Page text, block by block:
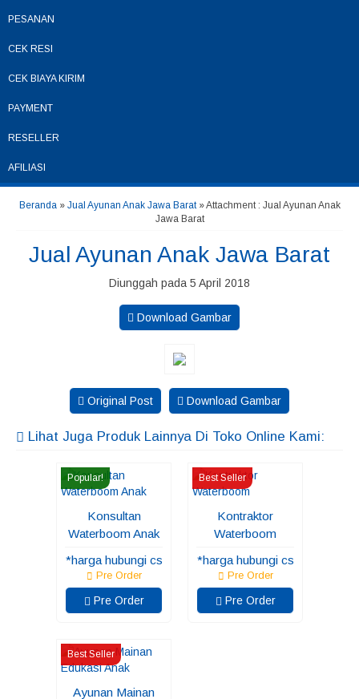
PESANAN
CEK RESI
CEK BIAYA KIRIM
PAYMENT
RESELLER
AFILIASI
Beranda» Jual Ayunan Anak Jawa Barat» Attachment : Jual Ayunan Anak
Jawa Barat
Jual Ayunan Anak Jawa Barat
Diunggah pada 5 April 2018
Download Gambar
Original Post Download Gambar
Lihat Juga Produk Lainnya Di Toko Online Kami:
Popular!
Konsultan
Waterboom Anak
*harga hubungi cs
Pre Order
Pre Order
Best Seller
Kontraktor
Waterboom
*harga hubungi cs
Pre Order
Pre Order
Best Seller
Ayunan Mainan